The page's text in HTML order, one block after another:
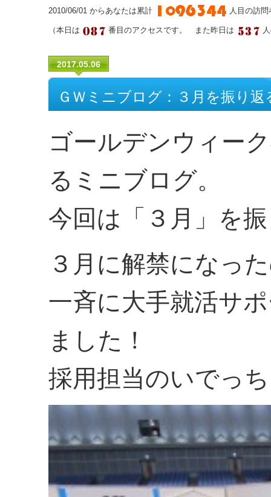
2010/06/01 からあなたは累計 人目の訪
（本日は 番目のアクセスです。 また昨日は
2017.05.06
ＧＷミニブログ：３月を振り返
ゴールデンウィー
るミニブログ。
今回は「３月」を
３月に解禁になっ
一斉に大手就活サ
ました！
採用担当のいでっ